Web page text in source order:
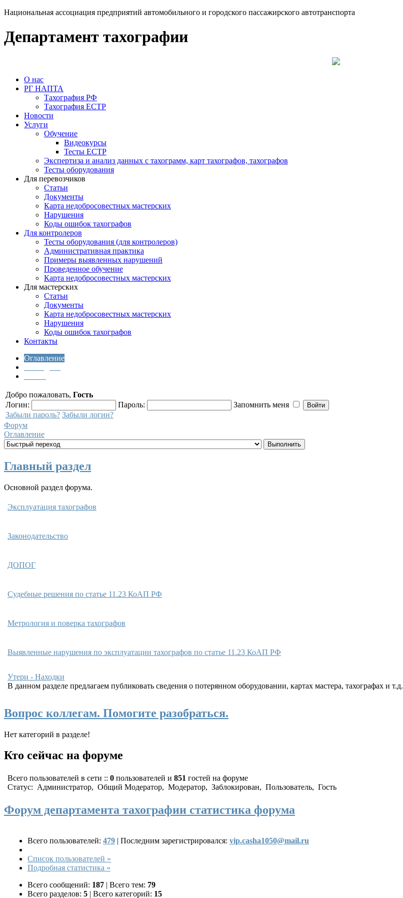
Национальная ассоциация предприятий автомобильного и городского пассажирского автотранспорта
Департамент тахографии
О нас
РГ НАПТА
Тахография РФ
Тахография ЕСТР
Новости
Услуги
Обучение
Видеокурсы
Тесты ЕСТР
Экспертиза и анализ данных с тахограмм, карт тахографов, тахографов
Тесты оборудования
Для перевозчиков
Статьи
Документы
Карта недобросовестных мастерских
Нарушения
Коды ошибок тахографов
Для контролеров
Тесты оборудования (для контролеров)
Административная практика
Примеры выявленных нарушений
Проведенное обучение
Карта недобросовестных мастерских
Для мастерских
Статьи
Документы
Карта недобросовестных мастерских
Нарушения
Коды ошибок тахографов
Контакты
Оглавление
Добро пожаловать, Гость
Логин:
Пароль:
Запомнить меня
Забыли пароль? Забыли логин?
Форум
Оглавление
Главный раздел
Основной раздел форума.
Эксплуатация тахографов
Законодательство
ДОПОГ
Cудебные решения по статье 11.23 КоАП РФ
Метрология и поверка тахографов
Выявленные нарушения по эксплуатации тахографов по статье 11.23 КоАП РФ
Утери - Находки
В данном разделе предлагаем публиковать сведения о потерянном оборудовании, картах мастера, тахографах и т.д.
Вопрос коллегам. Помогите разобраться.
Нет категорий в разделе!
Кто сейчас на форуме
Всего пользователей в сети :: 0 пользователей и 851 гостей на форуме
Статус: Администратор, Общий Модератор, Модератор, Заблокирован, Пользователь, Гость
Форум департамента тахографии статистика форума
Всего пользователей: 479 | Последним зарегистрировался: vip.casha1050@mail.ru
Список пользователей »
Подробная статистика »
Всего сообщений: 187 | Всего тем: 79
Всего разделов: 5 | Всего категорий: 15